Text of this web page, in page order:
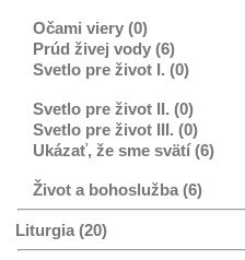
Očami viery (0)
Prúd živej vody (6)
Svetlo pre život I. (0)
Svetlo pre život II. (0)
Svetlo pre život III. (0)
Ukázať, že sme svätí (6)
Život a bohoslužba (6)
Liturgia (20)